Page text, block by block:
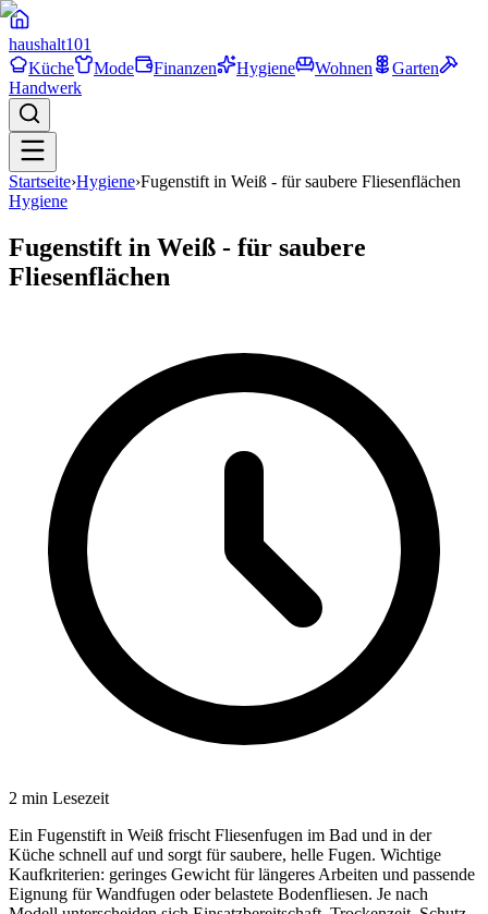
haushalt101
Küche
Mode Finanzen Hygiene Wohnen
Garten
Handwerk
Startseite›Hygiene›Fugenstift in Weiß - für saubere Fliesenflächen
Hygiene
Fugenstift in Weiß - für saubere
Fliesenflächen
2 min Lesezeit
Ein Fugenstift in Weiß frischt Fliesenfugen im Bad und in der
Küche schnell auf und sorgt für saubere, helle Fugen. Wichtige
Kaufkriterien: geringes Gewicht für längeres Arbeiten und passende
Eignung für Wandfugen oder belastete Bodenfliesen. Je nach